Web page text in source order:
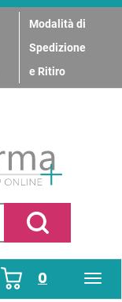
Modalità di
Spedizione
e Ritiro
Cerca Prodotto
0prodotti
inseriti